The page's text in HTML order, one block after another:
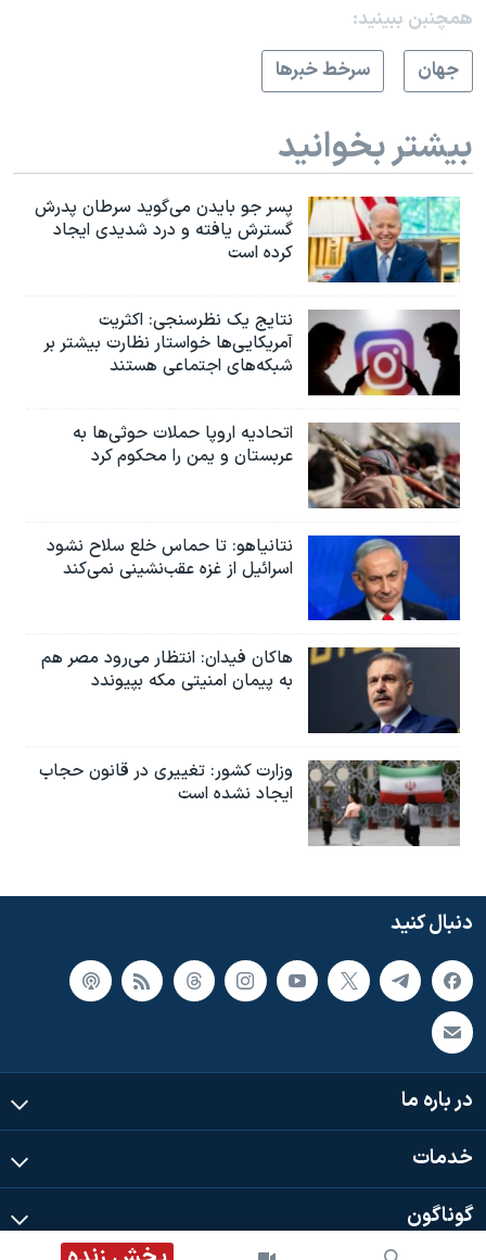
همچنبن ببینید:
جهان
سرخط خبرها
بیشتر بخوانید
پسر جو بایدن می‌گوید سرطان پدرش
گسترش یافته و درد شدیدی ایجاد
کرده است
نتایج یک نظرسنجی: اکثریت
آمریکایی‌ها خواستار نظارت بیشتر بر
شبکه‌های اجتماعی هستند
اتحادیه اروپا حملات حوثی‌ها به
عربستان و یمن را محکوم کرد
نتانیاهو: تا حماس خلع سلاح نشود
اسرائیل از غزه عقب‌نشینی نمی‌کند
هاکان فیدان: انتظار می‌رود مصر هم
به پیمان امنیتی مکه بپیوندد
وزارت کشور: تغییری در قانون حجاب
ایجاد نشده است
دنبال کنید
در باره ما
خدمات
گوناگون